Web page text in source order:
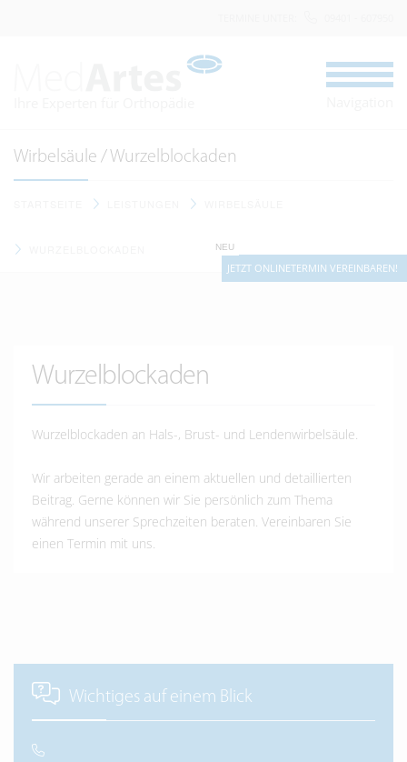
Wirbelsäule / Wurzelblockaden
Wurzelblockaden
Wurzelblockaden an Hals-, Brust- und Lendenwirbelsäule.
Wir arbeiten gerade an einem aktuellen und detaillierten
Beitrag. Gerne können wir Sie persönlich zum Thema
während unserer Sprechzeiten beraten. Vereinbaren Sie
einen Termin mit uns.
Wichtiges auf einem Blick
NEU
JETZT ONLINETERMIN VEREINBAREN!